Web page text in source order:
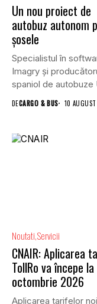
Un nou proiect de
autobuz autonom
șosele
Specialistul în
Imagry și
spaniol de autobuze
DECARGO & BUS 10
Noutati Servicii
CNAIR: Aplicarea
TollRo va începe la
octombrie 2026
Aplicarea tarifelor